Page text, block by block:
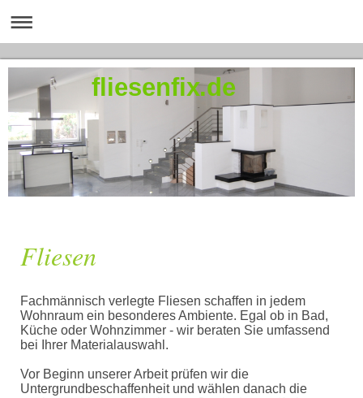
fliesenfix.de
Fliesen
Fachmännisch verlegte Fliesen schaffen in jedem
Wohnraum ein besonderes Ambiente. Egal ob in Bad,
Küche oder Wohnzimmer - wir beraten Sie umfassend
bei Ihrer Materialauswahl.
Vor Beginn unserer Arbeit prüfen wir die
Untergrundbeschaffenheit und wählen danach die